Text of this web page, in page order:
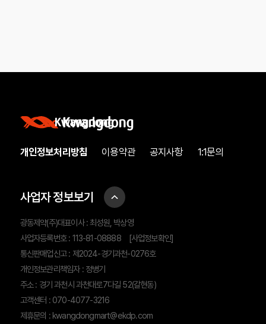
개인정보처리방침 이용약관 공지사항 1:1문의
사업자 정보보기
광동제약(주)대표이사 : 최성원, 박상영
사업자등록번호 : 113-81-08888
[사업정보확인]
통신판매업신고 : 제2024-경기과천-0276호
개인정보관리책임자 : 정병기
주소 : 경기 과천시 과천대로7다길 52(갈현동)
고객센터 : 070-4077-3216
제휴문의 : kwangdongmart@ekdp.com